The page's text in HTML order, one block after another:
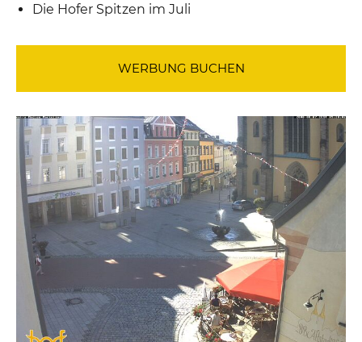
Die Hofer Spitzen im Juli
WERBUNG BUCHEN